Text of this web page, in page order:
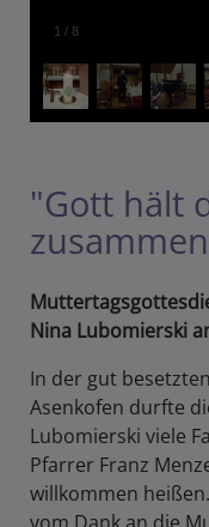
1 / 8
"Gott hält
Nina Lubomierski
In der gut
Asenkofen durfte
Lubomierski viele
Pfarrer Franz
willkommen